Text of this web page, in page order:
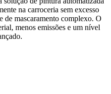
na carroceria sem excesso
de mascaramento complexo. O
menos emissões e um nível